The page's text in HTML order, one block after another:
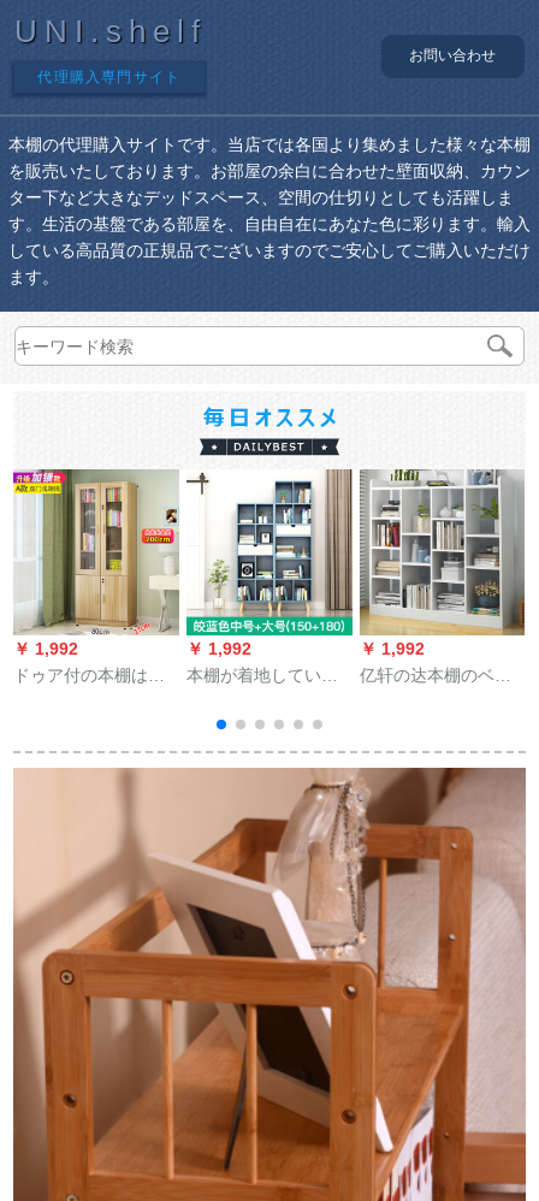
UNI.shelf
代理購入専門サイト
お問い合わせ
本棚の代理購入サイトです。当店では各国より集めました様々な本棚
を販売いたしております。お部屋の余白に合わせた壁面収納、カウン
ター下など大きなデッドスペース、空間の仕切りとしても活躍しま
す。生活の基盤である部屋を、自由自在にあなた色に彩ります。輸入
している高品質の正規品でございますのでご安心してご購入いただけ
ます。
￥ 1,992
ドゥア付の本棚は简
にガラス戸付の简易
ドルの浅胡桃(A)-バト
ッグの上階に行く時
の詳しい相谈サービ
は0.8-1メトルの幅で
す。
￥ 1,992
本棚が着地していま
棚が简単です。現代
の簡易書棚が着地し
た寝室創意セト小書
棚W北欧スタイル創
意シンプで明るい青
い中号+大サズ
(150+180 cm)
￥ 1,992
亿轩の达本棚のベッ
CM